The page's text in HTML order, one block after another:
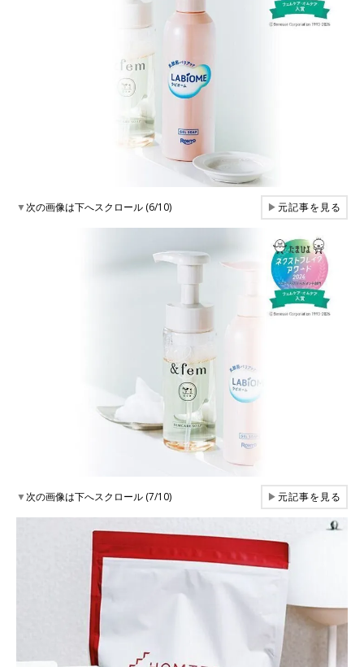
▼次の画像は下へスクロール (6/10) ▶元記事を見る
▼次の画像は下へスクロール (7/10) ▶元記事を見る